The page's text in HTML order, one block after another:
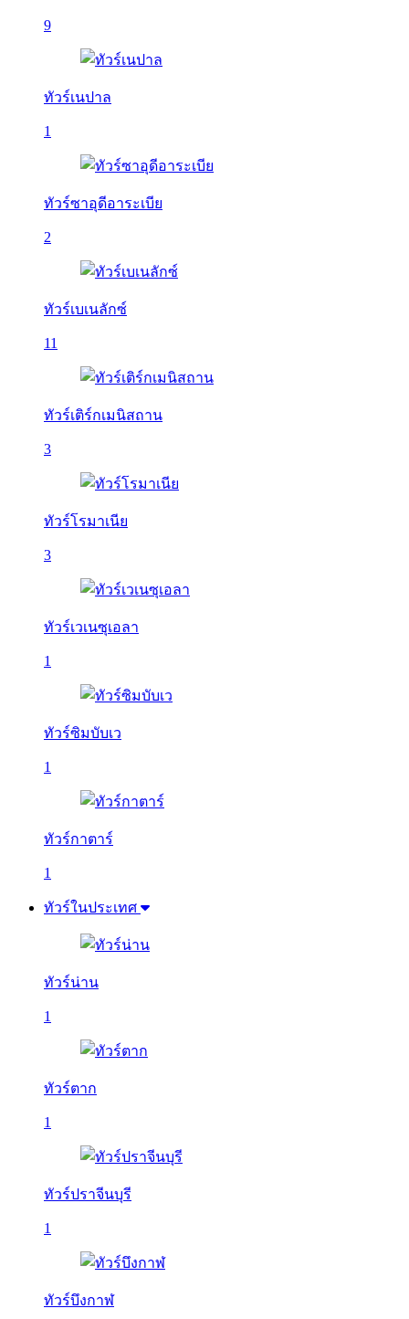
9
ทัวร์เนปาล
1
ทัวร์ซาอุดีอาระเบีย
2
ทัวร์เบเนลักซ์
11
ทัวร์เติร์กเมนิสถาน
3
ทัวร์โรมาเนีย
3
ทัวร์เวเนซุเอลา
1
ทัวร์ซิมบับเว
1
ทัวร์กาตาร์
1
ทัวร์ในประเทศ
ทัวร์น่าน
1
ทัวร์ตาก
1
ทัวร์ปราจีนบุรี
1
ทัวร์บึงกาฬ